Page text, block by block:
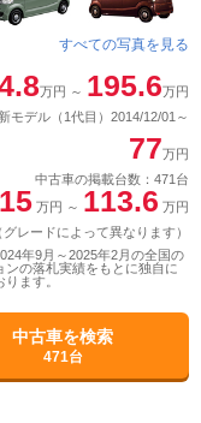
すべての写真を見る
万円 ～ 195.6万円
モデル（1代目）2014/12/01～
77万円
中古車の掲載台数：471台
15 万円 ～ 113.6 万円
グレードによって異なります）
年9月～2025年2月の全国の
ンの落札実績をもとに独自に
ます。
中古車を検索
471台